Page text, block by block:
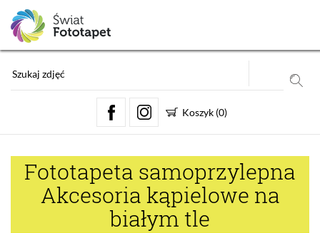
Koszyk (0)
Fototapeta samoprzylepna
Akcesoria kąpielowe na
białym tle